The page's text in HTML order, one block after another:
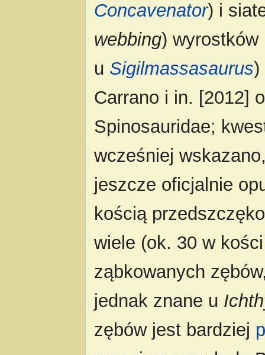
Concavenator) i
webbing) wyrostków
u Sigilmassasaurus)
Carrano i in. [2012]
Spinosauridae;
wcześniej
jeszcze oficjalnie
kością
wiele (ok. 30 w
ząbkowanych
jednak znane u
zębów jest bardziej